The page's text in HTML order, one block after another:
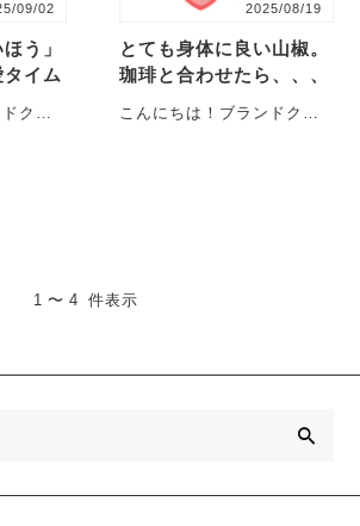
09/02
う」
イム
クリ
2025/08/19
とても身体に良い山椒。
珈琲と合わせたら、、、
こんにちは！ブランドクリ
1 〜 4 件表示